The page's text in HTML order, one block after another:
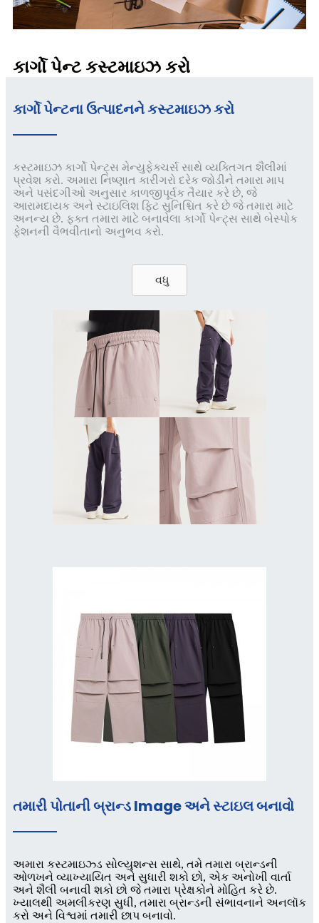
કાર્ગો પેન્ટ કસ્ટમાઇઝ કરો
કાર્ગો પેન્ટના ઉત્પાદનને કસ્ટમાઇઝ કરો
કસ્ટમાઇઝ કાર્ગો પેન્ટ્સ મેન્યુફેક્ચર્સ સાથે વ્યક્તિગત શૈલીમાં
પ્રવેશ કરો. અમારા નિષ્ણાત કારીગરો દરેક જોડીને તમારા માપ
અને પસંદગીઓ અનુસાર કાળજીપૂર્વક તૈયાર કરે છે, જે
આરામદાયક અને સ્ટાઇલિશ ફિટ સુનિશ્ચિત કરે છે જે તમારા માટે
અનન્ય છે. ફક્ત તમારા માટે બનાવેલા કાર્ગો પેન્ટ્સ સાથે બેસ્પોક
ફેશનની વૈભવીતાનો અનુભવ કરો.
વધુ
તમારી પોતાની બ્રાન્ડ lmage અને સ્ટાઇલ બનાવો
અમારા કસ્ટમાઇઝ્ડ સોલ્યુશન્સ સાથે, તમે તમારા બ્રાન્ડની
ઓળખને વ્યાખ્યાયિત અને સુધારી શકો છો, એક અનોખી વાર્તા
અને શૈલી બનાવી શકો છો જે તમારા પ્રેક્ષકોને મોહિત કરે છે.
ખ્યાલથી અમલીકરણ સુધી, તમારા બ્રાન્ડની સંભાવનાને અનલૉક
કરો અને વિશ્વમાં તમારી છાપ બનાવો.